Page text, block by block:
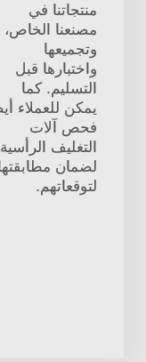
منتجاتنا في
مصنعنا الخاص،
وتجميعها
واختبارها قبل
التسليم. كما
يمكن للعملاء
فحص آلات
التغليف الرأسية
لضمان
لتوقعاتهم.